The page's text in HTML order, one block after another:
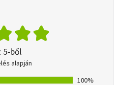
5-ből
alapján
100%